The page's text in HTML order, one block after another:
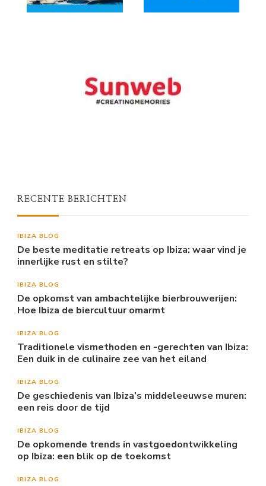
RECENTE BERICHTEN
IBIZA BLOG
De beste meditatie retreats op Ibiza: waar vind je
innerlijke rust en stilte?
IBIZA BLOG
De opkomst van ambachtelijke bierbrouwerijen:
Hoe Ibiza de biercultuur omarmt
IBIZA BLOG
Traditionele vismethoden en -gerechten van Ibiza:
Een duik in de culinaire zee van het eiland
IBIZA BLOG
De geschiedenis van Ibiza’s middeleeuwse muren:
een reis door de tijd
IBIZA BLOG
De opkomende trends in vastgoedontwikkeling
op Ibiza: een blik op de toekomst
IBIZA BLOG